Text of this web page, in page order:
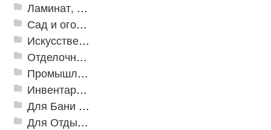
Ламинат, Кварцвиниловая плитка SPC
Сад и огород
Искусственная трава
Отделочные профили
Промышленный текстиль
Инвентарь для клининга
Для Бани и Сауны
Для Отдыха и Пикника